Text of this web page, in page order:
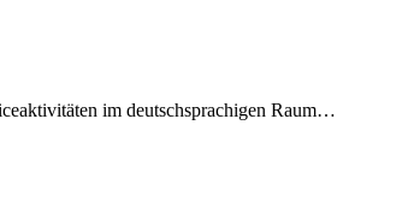
im deutschsprachigen Raum…